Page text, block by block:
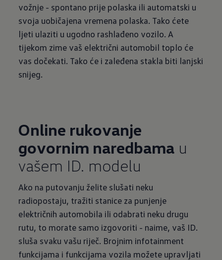
vožnje - spontano prije polaska ili automatski u
svoja uobičajena vremena polaska. Tako ćete
ljeti ulaziti u ugodno rashlađeno vozilo. A
tijekom zime vaš električni automobil toplo će
vas dočekati. Tako će i zaleđena stakla biti lanjski
snijeg.
Online rukovanje
govornim naredbama u
vašem ID. modelu
Ako na putovanju želite slušati neku
radiopostaju, tražiti stanice za punjenje
električnih automobila ili odabrati neku drugu
rutu, to morate samo izgovoriti - naime, vaš ID.
sluša svaku vašu riječ. Brojnim infotainment
funkcijama i funkcijama vozila možete upravljati